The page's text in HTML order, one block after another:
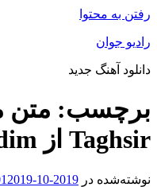
رفتن به محتوا
رادیو جوان
دانلود آهنگ جدید
برچسب: متن
Taghsir از Nadim
نوشته‌شده در 2019-10-01
2019-10-09